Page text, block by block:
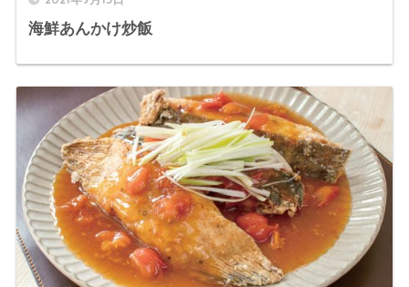
海鮮あんかけ炒飯